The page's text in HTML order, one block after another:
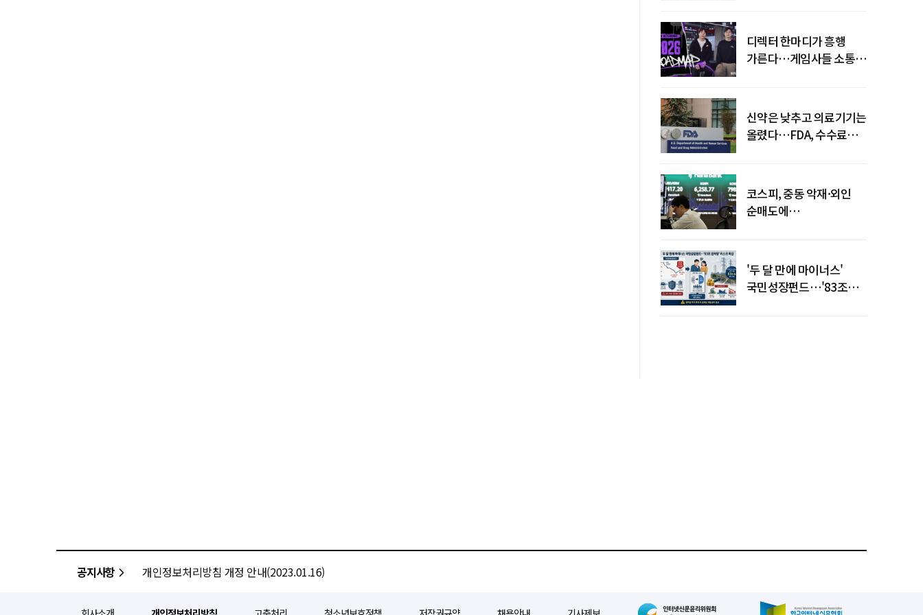
디렉터 한마디가 흥행
가른다…게임사들 소통
신약은 낮추고 의료기기는
올렸다…FDA, 수수료
코스피, 중동 악재·외인
순매도에
'두 달 만에 마이너스'
국민성장펀드…'83조
공지사항 개인정보처리방침 개정 안내(2023.01.16)